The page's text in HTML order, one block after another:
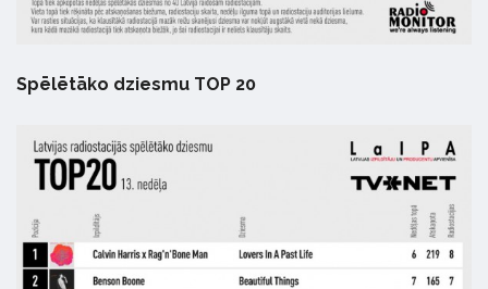
Spēlētāko dziesmu TOP 20